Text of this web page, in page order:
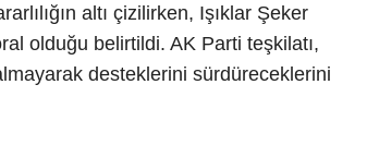
altı çizilirken, Işıklar Şeker
olduğu belirtildi. AK Parti teşkilatı,
desteklerini sürdüreceklerini